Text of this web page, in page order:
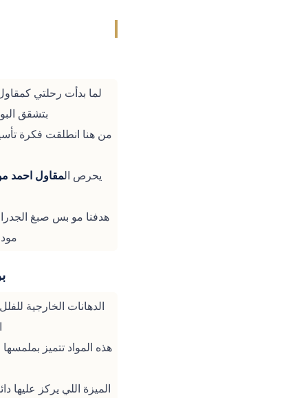
لما بدأت رحلتي
بتشقق
من هنا انطلقت فكرة
يحرص المقاول احمد
هدفنا مو بس صبغ
مودرن
الدهانات الخارجية
هذه المواد تتميز
الميزة اللي يركز عليها